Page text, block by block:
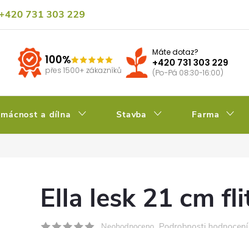
731 303 229
údajů Pěstitelský blog
100%
přes 1500+ zákazníků
Máte dotaz?
+420 731 303 229
(Po-Pá 08:30-16:00)
a dílna Stavba Farma
Ella lesk 21 cm